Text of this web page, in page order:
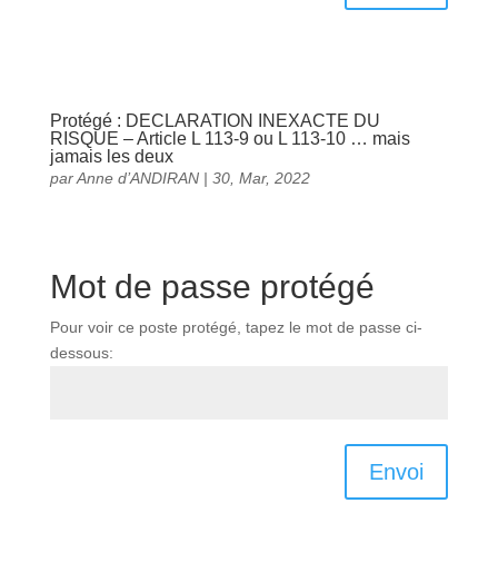
Protégé : DECLARATION INEXACTE DU
RISQUE – Article L 113-9 ou L 113-10 … mais
jamais les deux
parAnne d’ANDIRAN| 30, Mar, 2022
Mot de passe protégé
Pour voir ce poste protégé, tapez le mot de passe ci-
dessous:
Envoi